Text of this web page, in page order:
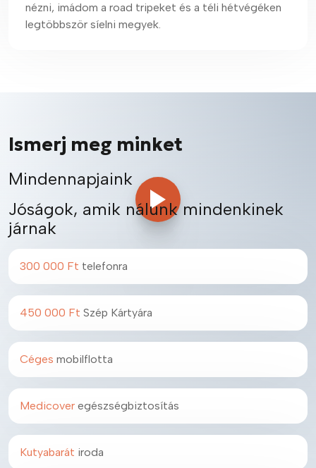
nézni, imádom a road tripeket és a téli hétvégéken
legtöbbször síelni megyek.
Ismerj meg minket
Mindennapjaink
Jóságok, amik nálunk mindenkinek
járnak
300 000 Ft telefonra
450 000 Ft Szép Kártyára
Céges mobilflotta
Medicover egészségbiztosítás
Kutyabarát iroda